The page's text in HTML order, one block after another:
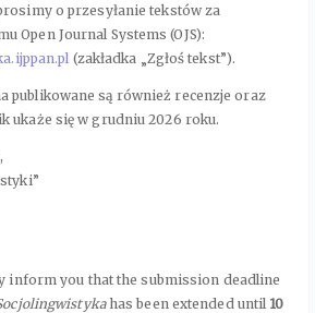
o przesyłanie tekstów za
Open Journal Systems (OJS):
(zakładka „Zgłoś tekst”).
publikowane są również recenzje oraz
ukaże się w grudniu 2026 roku.
inform you that the submission deadline
has been extended until 10